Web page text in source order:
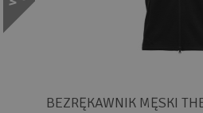
BEZRĘKAWNIK MĘSKI